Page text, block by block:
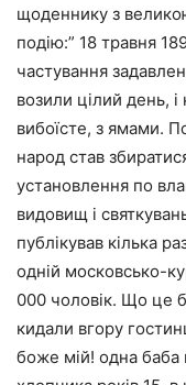
щоденнику з
подію:” 18 травня
частування
возили цілий день,
вибоїсте, з ямами.
народ став
установлення по
видовищ і
публікував кілька
одній московсько-
000 чоловік. Що це
кидали вгору
боже мій! одна баба